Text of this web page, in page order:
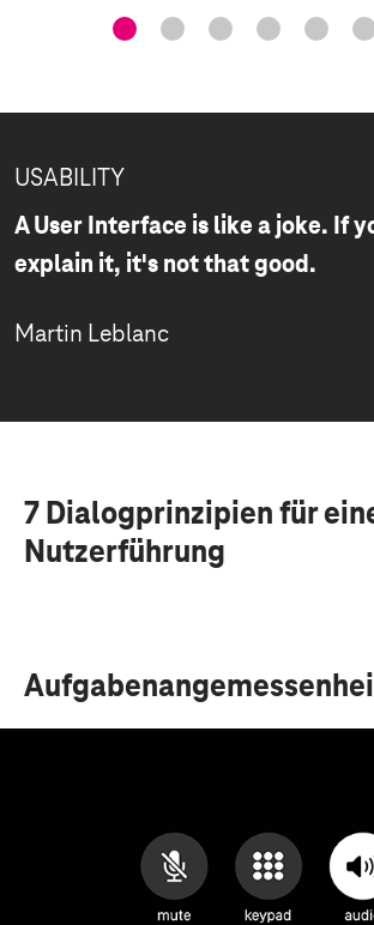
USABILITY
A User Interface is like a joke. If
explain it, it's not that good.
Martin Leblanc
7 Dialogprinzipien für
Nutzerführung